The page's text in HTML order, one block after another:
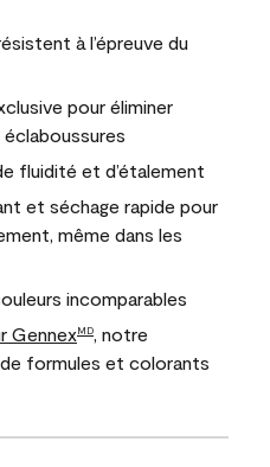
à l’épreuve du
pour éliminer
fluidité et d’étalement
et séchage rapide pour
même dans les
incomparables
GennexMD
, notre
formules et colorants